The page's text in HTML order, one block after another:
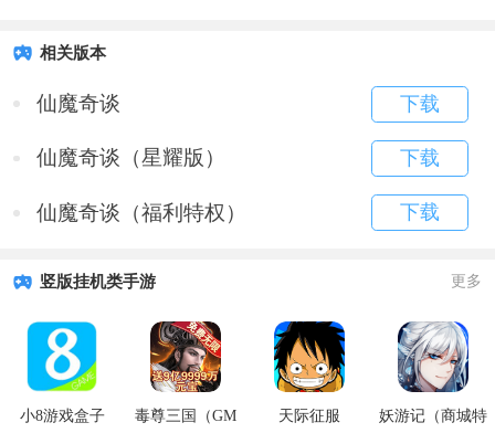
相关版本
仙魔奇谈 下载
仙魔奇谈（星耀版） 下载
仙魔奇谈（福利特权） 下载
竖版挂机类手游 更多
小8游戏盒子
毒尊三国（GM
天际征服
妖游记（商城特